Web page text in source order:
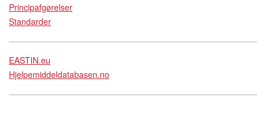
Principafgørelser
Standarder
EASTIN.eu
Hjelpemiddeldatabasen.no